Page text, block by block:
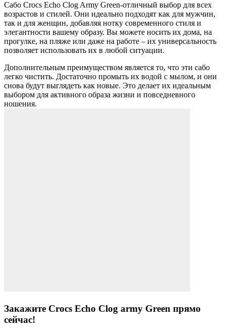
Сабо Crocs Echo Clog Army Green-отличный выбор для всех
возрастов и стилей. Они идеально подходят как для мужчин,
так и для женщин, добавляя нотку современного стиля и
элегантности вашему образу. Вы можете носить их дома, на
прогулке, на пляже или даже на работе – их универсальность
позволяет использовать их в любой ситуации.
Дополнительным преимуществом является то, что эти сабо
легко чистить. Достаточно промыть их водой с мылом, и они
снова будут выглядеть как новые. Это делает их идеальным
выбором для активного образа жизни и повседневного
ношения.
Закажите Crocs Echo Clog army Green прямо
сейчас!